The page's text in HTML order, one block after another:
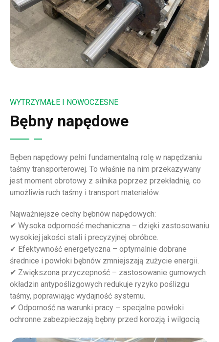
WYTRZYMAŁE I NOWOCZESNE
Bębny napędowe
Bęben napędowy pełni fundamentalną rolę w napędzaniu
taśmy transporterowej. To właśnie na nim przekazywany
jest moment obrotowy z silnika poprzez przekładnię, co
umożliwia ruch taśmy i transport materiałów.
Najważniejsze cechy bębnów napędowych:
✔ Wysoka odporność mechaniczna – dzięki zastosowaniu
wysokiej jakości stali i precyzyjnej obróbce.
✔ Efektywność energetyczna – optymalnie dobrane
średnice i powłoki bębnów zmniejszają zużycie energii.
✔ Zwiększona przyczepność – zastosowanie gumowych
okładzin antypoślizgowych redukuje ryzyko poślizgu
taśmy, poprawiając wydajność systemu.
✔ Odporność na warunki pracy – specjalne powłoki
ochronne zabezpieczają bębny przed korozją i wilgocią